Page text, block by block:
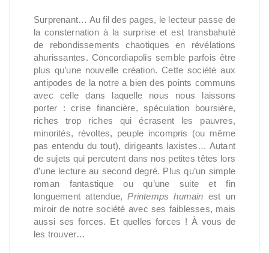
Surprenant… Au fil des pages, le lecteur passe de
la consternation à la surprise et est transbahuté
de rebondissements chaotiques en révélations
ahurissantes. Concordiapolis semble parfois être
plus qu’une nouvelle création. Cette société aux
antipodes de la notre a bien des points communs
avec celle dans laquelle nous nous laissons
porter : crise financière, spéculation boursière,
riches trop riches qui écrasent les pauvres,
minorités, révoltes, peuple incompris (ou même
pas entendu du tout), dirigeants laxistes… Autant
de sujets qui percutent dans nos petites têtes lors
d’une lecture au second degré. Plus qu’un simple
roman fantastique ou qu’une suite et fin
longuement attendue,Printemps humain est un
miroir de notre société avec ses faiblesses, mais
aussi ses forces. Et quelles forces ! À vous de
les trouver…